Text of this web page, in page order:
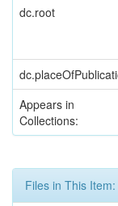
dc.root
Appears in
Collections:
Files in This Item: